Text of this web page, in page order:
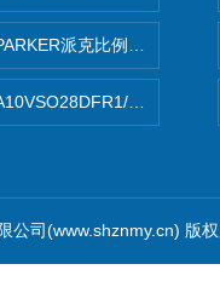
派克比例阀 柱塞泵
公司(www.shznmy.cn) 版